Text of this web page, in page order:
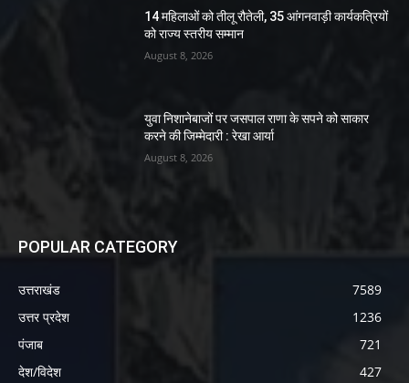
14 महिलाओं को तीलू रौतेली, 35 आंगनवाड़ी कार्यकत्रियों
को राज्य स्तरीय सम्मान
August 8, 2026
युवा निशानेबाजों पर जसपाल राणा के सपने को साकार
करने की जिम्मेदारी : रेखा आर्या
August 8, 2026
POPULAR CATEGORY
उत्तराखंड
7589
उत्तर प्रदेश
1236
पंजाब
721
देश/विदेश
427